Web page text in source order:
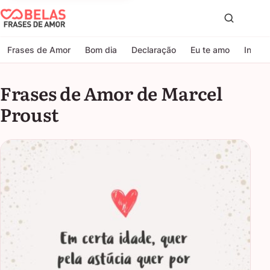
Belas Frases de Amor
Frases de Amor Bom dia Declaração Eu te amo
Frases de Amor de Marcel
Proust